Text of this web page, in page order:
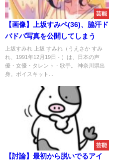
芸能
【画像】上坂すみペ(36)、脇汗ド
バドバ写真を公開してしまう
上坂すみれ 上坂 すみれ（うえさか すみ
れ、1991年12月19日 - ）は、日本の声
優・女優・タレント・歌手。 神奈川県出
身。ボイスキット...
芸能
【討論】最初から脱いでるアイ